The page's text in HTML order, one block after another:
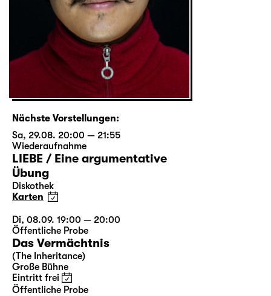
Nächste Vorstellungen:
Sa, 29.08. 20:00 — 21:55
Wiederaufnahme
LIEBE / Eine argumentative
Übung
Diskothek
Karten
Di, 08.09. 19:00 — 20:00
Öffentliche Probe
Das Vermächtnis
(The Inheritance)
Große Bühne
Eintritt frei
Öffentliche Probe